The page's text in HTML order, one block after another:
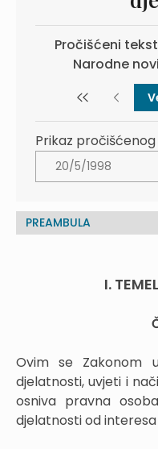
Pročišćeni
Narodne
Prikaz
PREAMBULA
I.
Ovim se Zakonom
djelatnosti, uvjeti i
osniva pravna
djelatnosti od